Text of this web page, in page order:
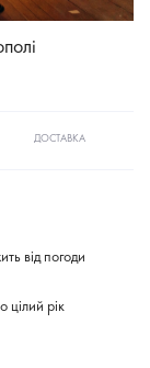
ДОСТАВКА
від погоди
цілий рік